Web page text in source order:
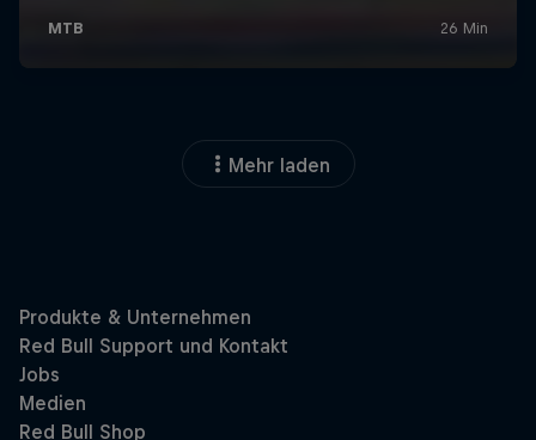
Mehr laden